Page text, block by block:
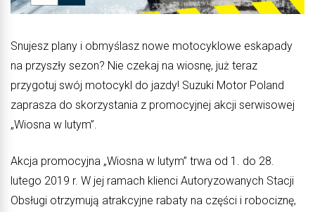
Snujesz plany i obmyślasz nowe motocyklowe eskapady
na przyszły sezon? Nie czekaj na wiosnę, już teraz
przygotuj swój motocykl do jazdy! Suzuki Motor Poland
zaprasza do skorzystania z promocyjnej akcji serwisowej
„Wiosna w lutym”.
Akcja promocyjna „Wiosna w lutym” trwa od 1. do 28.
lutego 2019 r. W jej ramach klienci Autoryzowanych Stacji
Obsługi otrzymują atrakcyjne rabaty na części i robociznę,